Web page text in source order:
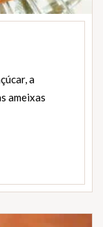
a
ameixas